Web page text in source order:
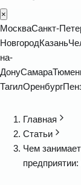
×
МоскваСанкт-
НовгородКазань
на-
ДонуСамара
ТагилОренбург
Главная
Статьи
Чем